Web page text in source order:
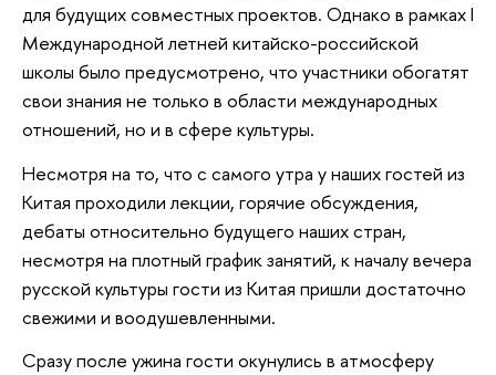
для будущих совместных проектов. Однако в рамках I
Международной летней китайско-российской
школы было предусмотрено, что участники обогатят
свои знания не только в области международных
отношений, но и в сфере культуры.
Несмотря на то, что с самого утра у наших гостей из
Китая проходили лекции, горячие обсуждения,
дебаты относительно будущего наших стран,
несмотря на плотный график занятий, к началу вечера
русской культуры гости из Китая пришли достаточно
свежими и воодушевленными.
Сразу после ужина гости окунулись в атмосферу